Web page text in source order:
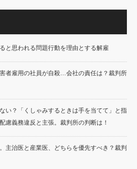
と思われる問題行動を理由とする解雇
者雇用の社員が自殺…会社の責任は？裁判所
い？「くしゃみするときは手を当てて」と指
慮義務違反と主張。裁判所の判断は！
主治医と産業医、どちらを優先すべき？裁判